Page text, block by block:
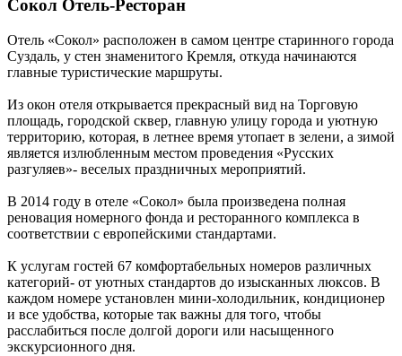
Сокол Отель-Ресторан
Отель «Сокол» расположен в самом центре старинного города
Суздаль, у стен знаменитого Кремля, откуда начинаются
главные туристические маршруты.
Из окон отеля открывается прекрасный вид на Торговую
площадь, городской сквер, главную улицу города и уютную
территорию, которая, в летнее время утопает в зелени, а зимой
является излюбленным местом проведения «Русских
разгуляев»- веселых праздничных мероприятий.
В 2014 году в отеле «Сокол» была произведена полная
реновация номерного фонда и ресторанного комплекса в
соответствии с европейскими стандартами.
К услугам гостей 67 комфортабельных номеров различных
категорий- от уютных стандартов до изысканных люксов. В
каждом номере установлен мини-холодильник, кондиционер
и все удобства, которые так важны для того, чтобы
расслабиться после долгой дороги или насыщенного
экскурсионного дня.